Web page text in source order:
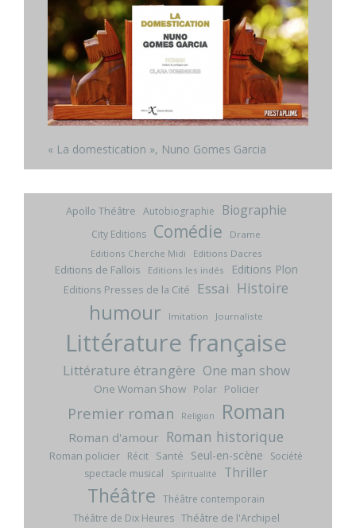
« La domestication », Nuno Gomes Garcia
Apollo Théâtre Autobiographie Biographie
City Editions Comédie
Drame
Editions Cherche Midi
Editions Dacres
Editions de Fallois Editions les indés Editions Plon
Editions Presses de la Cité Essai Histoire
humour Imitation Journaliste
Littérature française
Littérature étrangère One man show
One Woman Show Polar Policier
Premier roman Religion Roman
Roman d'amour Roman historique
Roman policier Récit Santé Seul-en-scène
Société
spectacle musical
Spiritualité Thriller
Théâtre Théâtre contemporain
Théâtre de Dix Heures Théâtre de l'Archipel